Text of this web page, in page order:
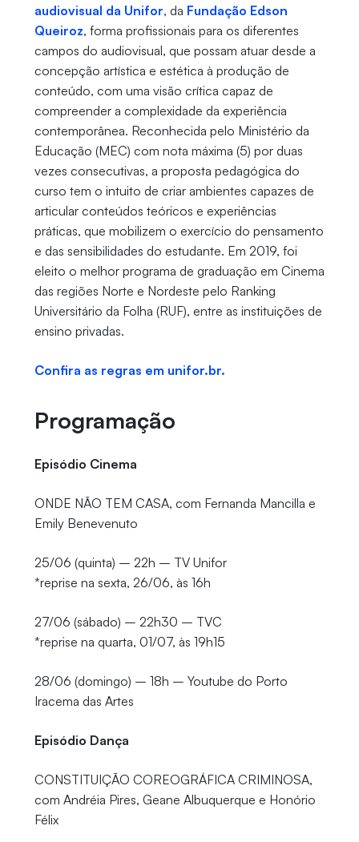
audiovisual da Unifor, da Fundação Edson
Queiroz, forma profissionais para os diferentes
campos do audiovisual, que possam atuar desde a
concepção artística e estética à produção de
conteúdo, com uma visão crítica capaz de
compreender a complexidade da experiência
contemporânea. Reconhecida pelo Ministério da
Educação (MEC) com nota máxima (5) por duas
vezes consecutivas, a proposta pedagógica do
curso tem o intuito de criar ambientes capazes de
articular conteúdos teóricos e experiências
práticas, que mobilizem o exercício do pensamento
e das sensibilidades do estudante. Em 2019, foi
eleito o melhor programa de graduação em Cinema
das regiões Norte e Nordeste pelo Ranking
Universitário da Folha (RUF), entre as instituições de
ensino privadas.
Confira as regras em unifor.br.
Programação
Episódio Cinema
ONDE NÃO TEM CASA, com Fernanda Mancilla e
Emily Benevenuto
25/06 (quinta) – 22h – TV Unifor
*reprise na sexta, 26/06, às 16h
27/06 (sábado) – 22h30 – TVC
*reprise na quarta, 01/07, às 19h15
28/06 (domingo) – 18h – Youtube do Porto
Iracema das Artes
Episódio Dança
CONSTITUIÇÃO COREOGRÁFICA CRIMINOSA,
com Andréia Pires, Geane Albuquerque e Honório
Félix